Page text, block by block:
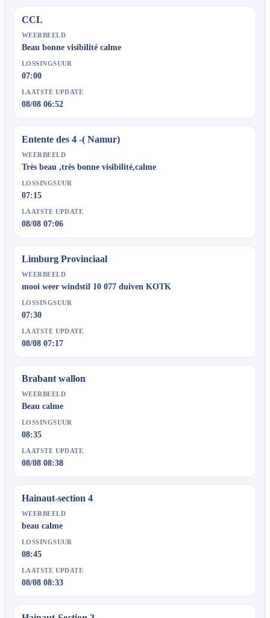
CCL
WEERBEELD
Beau bonne visibilité calme
LOSSINGSUUR
07:00
LAATSTE UPDATE
08/08 06:52
Entente des 4 -( Namur)
WEERBEELD
Très beau ,très bonne visibilité,calme
LOSSINGSUUR
07:15
LAATSTE UPDATE
08/08 07:06
Limburg Provinciaal
WEERBEELD
mooi weer windstil 10 077 duiven KOTK
LOSSINGSUUR
07:30
LAATSTE UPDATE
08/08 07:17
Brabant wallon
WEERBEELD
Beau calme
LOSSINGSUUR
08:35
LAATSTE UPDATE
08/08 08:38
Hainaut-section 4
WEERBEELD
beau calme
LOSSINGSUUR
08:45
LAATSTE UPDATE
08/08 08:33